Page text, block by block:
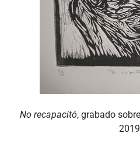
No recapacitó, grabado